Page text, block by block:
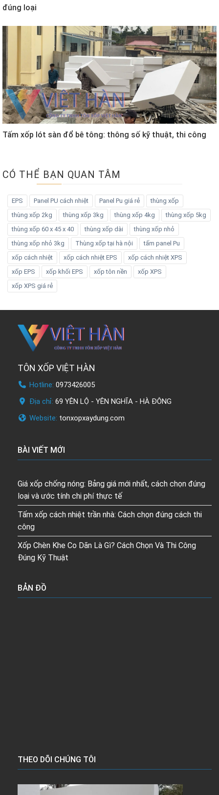
đúng loại
Tấm xốp lót sàn đổ bê tông: thông số kỹ thuật, thi công
CÓ THỂ BẠN QUAN TÂM
EPS Panel PU cách nhiệt Panel Pu giá rẻ
thùng xốp
thùng xốp 2kg
thùng xốp 3kg thùng xốp 4kg
thùng xốp 5kg
thùng xốp 60 x 45 x 40
thùng xốp dài
thùng xốp nhỏ
thùng xốp nhỏ 3kg
Thùng xốp tại hà nội
tấm panel Pu
xốp cách nhiệt
xốp cách nhiệt EPS
xốp cách nhiệt XPS
xốp EPS
xốp khối EPS xốp tôn nền
xốp XPS
xốp XPS giá rẻ
TÔN XỐP VIỆT HÀN
Hotline: 0973426005
Địa chỉ: 69 YÊN LỘ - YÊN NGHĨA - HÀ ĐÔNG
Website: tonxopxaydung.com
BÀI VIẾT MỚI
Giá xốp chống nóng: Bảng giá mới nhất, cách chọn đúng
loại và ước tính chi phí thực tế
Tấm xốp cách nhiệt trần nhà: Cách chọn đúng cách thi
công
Xốp Chèn Khe Co Dãn Là Gì? Cách Chọn Và Thi Công
Đúng Kỹ Thuật
BẢN ĐỒ
THEO DÕI CHÚNG TÔI